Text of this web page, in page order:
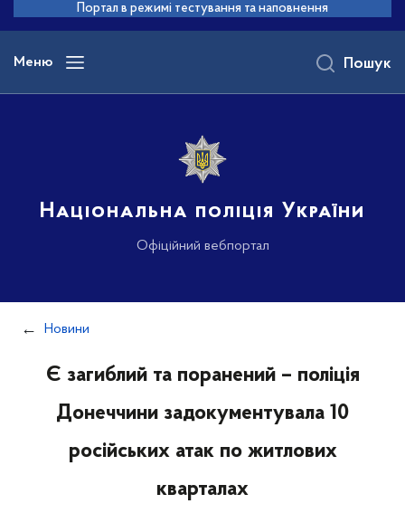
основного
вмісту
Портал в режимі тестування та наповнення
Меню
Національна поліція України
Офіційний вебпортал
Пошук
Новини
Є загиблий та поранений – поліція
Донеччини задокументувала 10
російських атак по житлових
кварталах